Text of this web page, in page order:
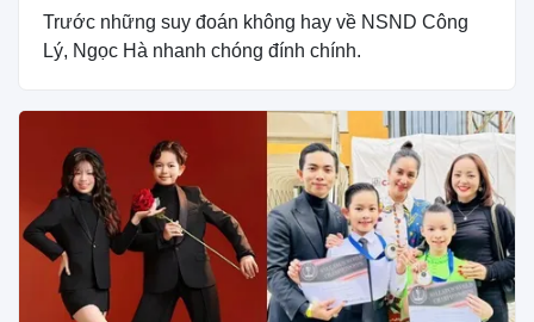
Trước những suy đoán không hay về NSND Công
Lý, Ngọc Hà nhanh chóng đính chính.